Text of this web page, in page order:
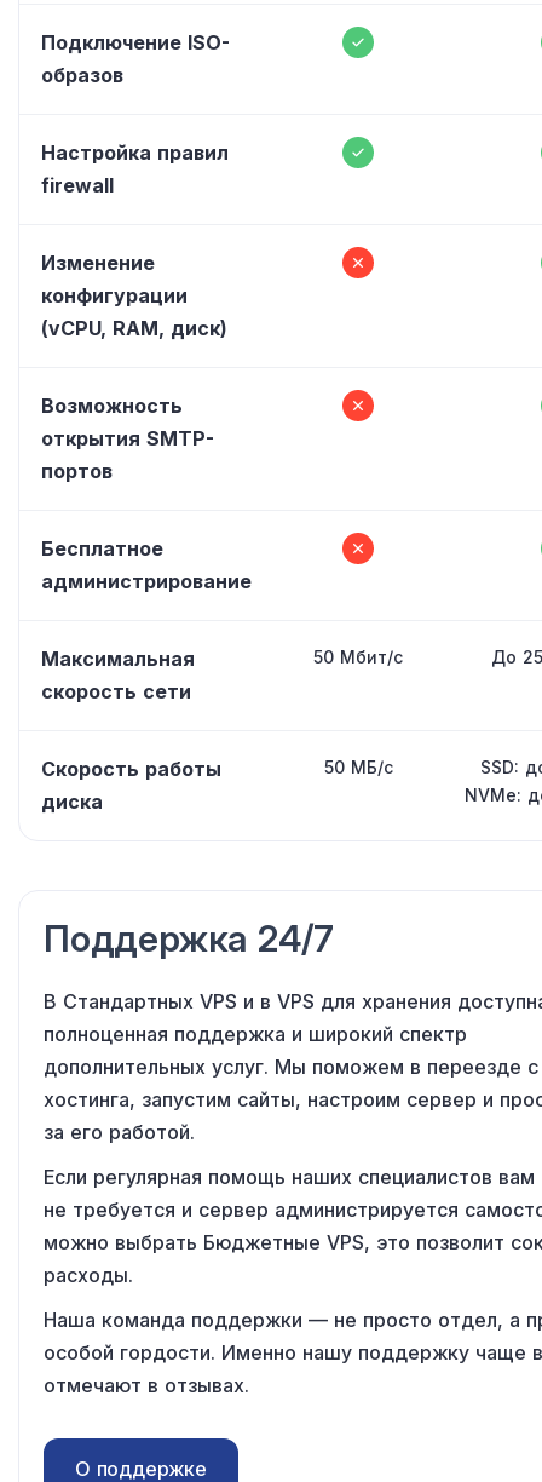
Подключение ISO-
образов
Настройка правил
firewall
Изменение
конфигурации
(vCPU, RAM, диск)
Возможность
открытия SMTP-
портов
Бесплатное
администрирование
Максимальная
скорость сети
50 Мбит/с До
Скорость работы
диска
50 МБ/с
SSD:
NVMe:
Поддержка 24/7
В Стандартных VPS и в VPS для хранения
полноценная поддержка и широкий спектр
дополнительных услуг. Мы поможем в переезде с
хостинга, запустим сайты, настроим сервер и
за его работой.
Если регулярная помощь наших специалистов вам
не требуется и сервер администрируется
можно выбрать Бюджетные VPS, это позволит
расходы.
Наша команда поддержки — не просто отдел, а
особой гордости. Именно нашу поддержку чаще
отмечают в отзывах.
О поддержке